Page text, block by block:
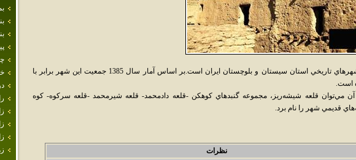
جالق يکي از شهرهاي تاريخي استان سيستان و بلوچستان ايران است.بر اساس آمار سال 1385 جمعيت اين شهر برابر با
آن مي‌توان قلعه شيشه‌ريز، مجموعه گنبد‌هاي کوهکن -قلعه دادمحمد- قلعه شيرمحمد -قلعه سرکوه- کوه
قديمي شهر را نام برد.
نظرات